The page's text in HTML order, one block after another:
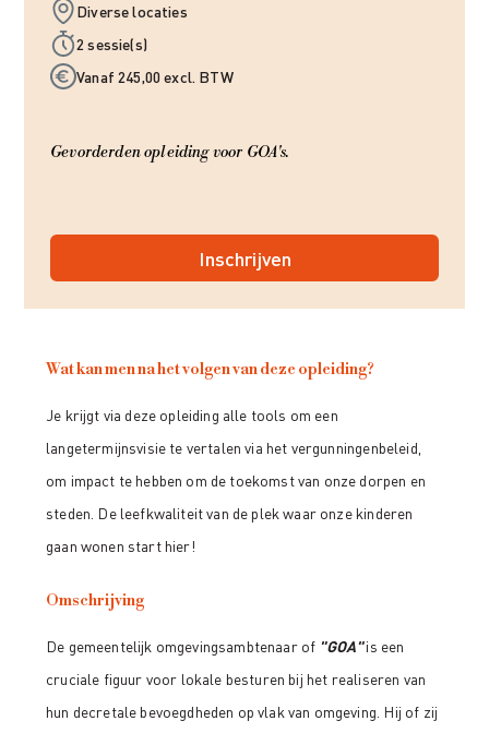
Diverse locaties
2 sessie(s)
Vanaf 245,00 excl. BTW
Gevorderden opleiding voor GOA's.
Inschrijven
Wat kan men na het volgen van deze opleiding?
Je krijgt via deze opleiding alle tools om een
langetermijnsvisie te vertalen via het vergunningenbeleid,
om impact te hebben om de toekomst van onze dorpen en
steden. De leefkwaliteit van de plek waar onze kinderen
gaan wonen start hier!
Omschrijving
De gemeentelijk omgevingsambtenaar of "GOA"is een
cruciale figuur voor lokale besturen bij het realiseren van
hun decretale bevoegdheden op vlak van omgeving. Hij of zij